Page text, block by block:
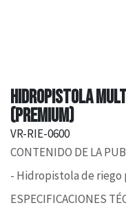
HIDROPISTOLA
(PREMIUM)
VR-RIE-0600
CONTENIDO DE LA
- Hidropistola de riego
ESPECIFICACIONES